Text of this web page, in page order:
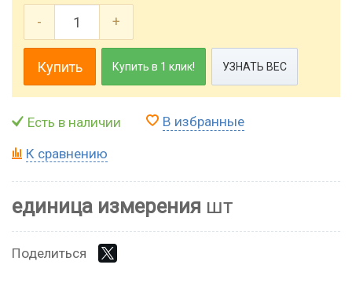
- +
Купить Купить в 1 клик! УЗНАТЬ ВЕС
Есть в наличии В избранные
К сравнению
единица измерения шт
Поделиться